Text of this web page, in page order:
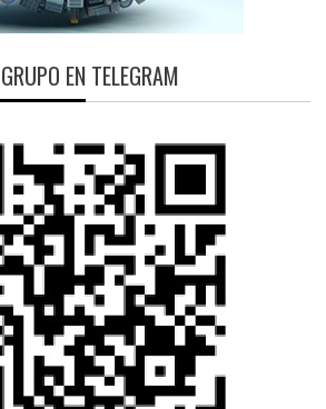
EN TELEGRAM